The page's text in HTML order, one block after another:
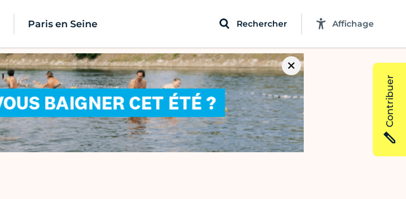
Paris en Seine Rechercher Affichage
Contribuer